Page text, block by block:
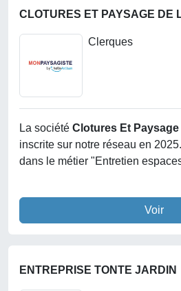
CLOTURES ET PAYSAGE DE
Clerques
La société Clotures Et
inscrite sur notre réseau en
dans le métier "Entretien
Voir
ENTREPRISE TONTE JARDIN